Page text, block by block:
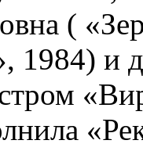
(
1984) и